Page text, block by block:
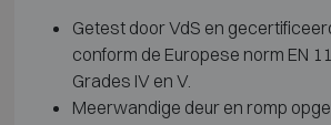
Getest door VdS en
conform de Europese norm EN
Grades IV en V.
Meerwandige deur en romp